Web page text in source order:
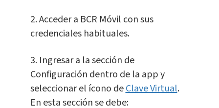
2. Acceder a BCR Móvil con sus
credenciales habituales.
3. Ingresar a la sección de
Configuración dentro de la app y
seleccionar el ícono deClave Virtual.
En esta sección se debe: